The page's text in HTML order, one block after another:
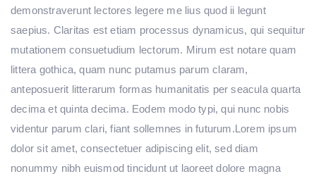
demonstraverunt lectores legere me lius quod ii legunt
saepius. Claritas est etiam processus dynamicus, qui sequitur
mutationem consuetudium lectorum. Mirum est notare quam
littera gothica, quam nunc putamus parum claram,
anteposuerit litterarum formas humanitatis per seacula quarta
decima et quinta decima. Eodem modo typi, qui nunc nobis
videntur parum clari, fiant sollemnes in futurum.Lorem ipsum
dolor sit amet, consectetuer adipiscing elit, sed diam
nonummy nibh euismod tincidunt ut laoreet dolore magna